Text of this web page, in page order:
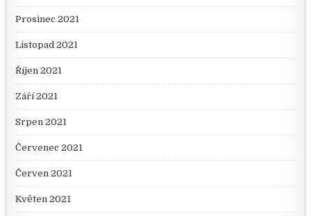
Prosinec 2021
Listopad 2021
Říjen 2021
Září 2021
Srpen 2021
Červenec 2021
Červen 2021
Květen 2021